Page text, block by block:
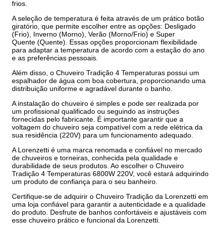
frios.
A seleção de temperatura é feita através de um prático botão
giratório, que permite escolher entre as opções: Desligado
(Frio), Inverno (Morno), Verão (Morno/Frio) e Super
Quente (Quente). Essas opções proporcionam flexibilidade
para adaptar a temperatura de acordo com a estação do ano
e as preferências pessoais.
Além disso, o Chuveiro Tradição 4 Temperaturas possui um
espalhador de água com boa cobertura, proporcionando uma
distribuição uniforme e agradável durante o banho.
A instalação do chuveiro é simples e pode ser realizada por
um profissional qualificado ou seguindo as instruções
fornecidas pelo fabricante. É importante garantir que a
voltagem do chuveiro seja compatível com a rede elétrica da
sua residência (220V) para um funcionamento adequado.
A Lorenzetti é uma marca renomada e confiável no mercado
de chuveiros e torneiras, conhecida pela qualidade e
durabilidade de seus produtos. Ao escolher o Chuveiro
Tradição 4 Temperaturas 6800W 220V, você estará adquirindo
um produto de confiança para o seu banheiro.
Certifique-se de adquirir o Chuveiro Tradição da Lorenzetti em
uma loja confiável para garantir a autenticidade e a qualidade
do produto. Desfrute de banhos confortáveis e ajustáveis com
esse chuveiro prático e funcional da Lorenzetti.